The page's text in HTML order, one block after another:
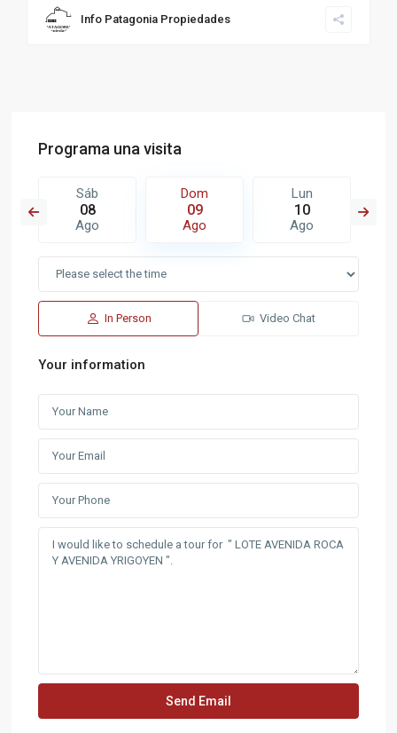
Info Patagonia Propiedades
Programa una visita
Sáb
08
Ago
Dom
09
Ago
Lun
10
Ago
In Person Video Chat
Your information